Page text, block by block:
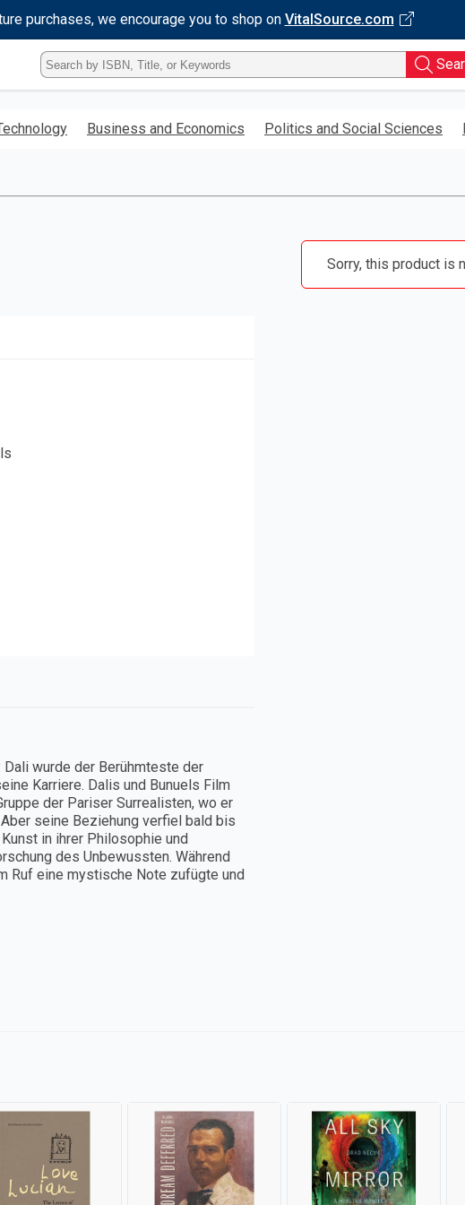
purchases, we encourage you to shop on VitalSource.com
Type
ISBN,
Title,
KeywordBusiness and Economics Politics and Social Sciences
Sorry, this product is
wurde der Berühmteste der
Karriere. Dalis und Bunuels Film
der Pariser Surrealisten, wo er
seine Beziehung verfiel bald bis
in ihrer Philosophie und
des Unbewussten. Während
Ruf eine mystische Note zufügte und